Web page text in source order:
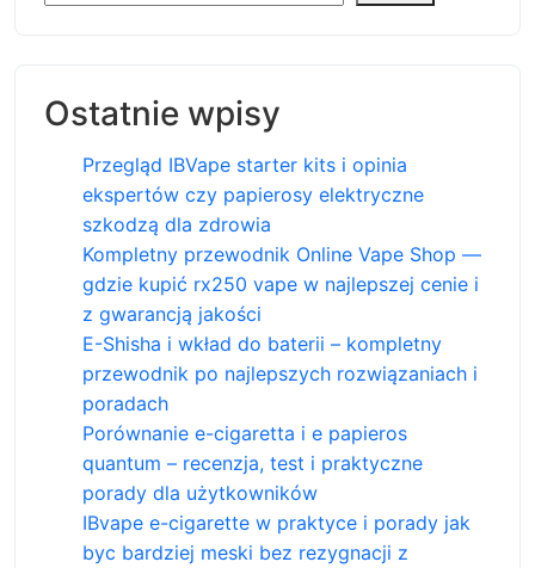
Ostatnie wpisy
Przegląd IBVape starter kits i opinia
ekspertów czy papierosy elektryczne
szkodzą dla zdrowia
Kompletny przewodnik Online Vape Shop —
gdzie kupić rx250 vape w najlepszej cenie i
z gwarancją jakości
E-Shisha i wkład do baterii – kompletny
przewodnik po najlepszych rozwiązaniach i
poradach
Porównanie e-cigaretta i e papieros
quantum – recenzja, test i praktyczne
porady dla użytkowników
IBvape e-cigarette w praktyce i porady jak
byc bardziej meski bez rezygnacji z